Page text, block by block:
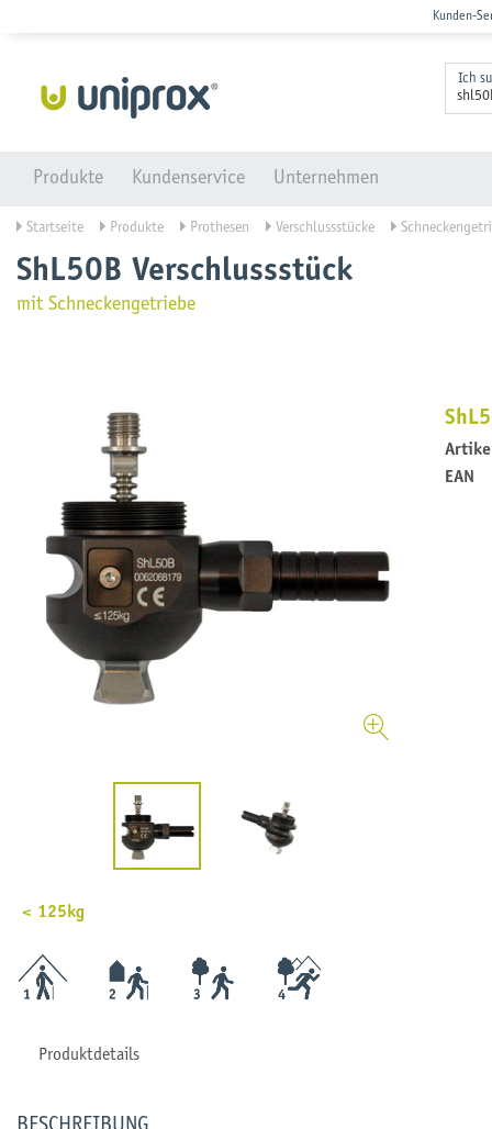
Kunden-
Ich
Produkte Kundenservice Unternehmen
Startseite Produkte Prothesen Verschlussstücke
ShL50B Verschlussstück
mit Schneckengetriebe
< 125kg
EAN
Produktdetails